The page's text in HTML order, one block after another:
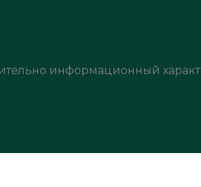
информационный